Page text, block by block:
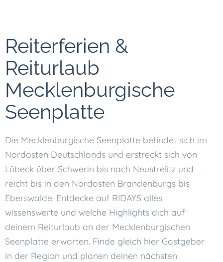
Reiterferien &
Reiturlaub
Mecklenburgische
Seenplatte
Die Mecklenburgische Seenplatte befindet sich im
Nordosten Deutschlands und erstreckt sich von
Lübeck über Schwerin bis nach Neustrelitz und
reicht bis in den Nordosten Brandenburgs bis
Eberswalde. Entdecke auf RIDAYS alles
wissenswerte und welche Highlights dich auf
deinem Reiturlaub an der Mecklenburgischen
Seenplatte erwarten. Finde gleich hier Gastgeber
in der Region und planen deinen nächsten